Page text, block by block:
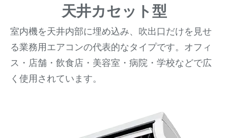
天井カセット型
室内機を天井内部に埋め込み、吹出口だけを見せ
る業務用エアコンの代表的なタイプです。オフィ
ス・店舗・飲食店・美容室・病院・学校などで広
く使用されています。